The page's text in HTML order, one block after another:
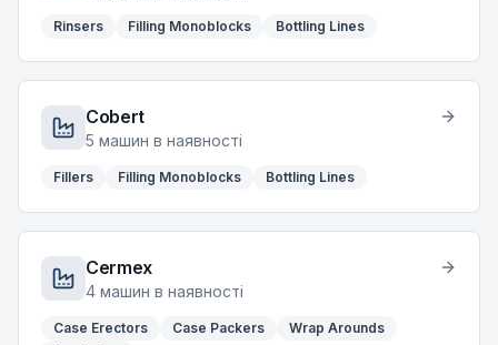
Rinsers Filling Monoblocks Bottling Lines
Cobert
5 машин в наявності
Fillers Filling Monoblocks Bottling Lines
Cermex
4 машин в наявності
Case Erectors Case Packers
Wrap Arounds